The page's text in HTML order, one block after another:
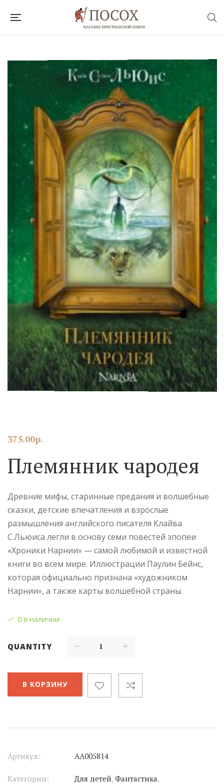
375.00р.
Племянник чародея
Древние мифы, старинные предания и волшебные
сказки, детские впечатления и взрослые
размышления английского писателя Клайва
С.Льюиса легли в основу семи повестей эпопеи
«Хроники Нарнии» — самой любимой и известной
книги во всем мире. Иллюстрации Паулин Бейнс,
которая официально признана «художником
Нарнии», а также карты волшебной страны.
0 в наличии
QUANTITY
В КОРЗИНУ
Артикул: АА005814
Категории: Для детей, Фантастика,